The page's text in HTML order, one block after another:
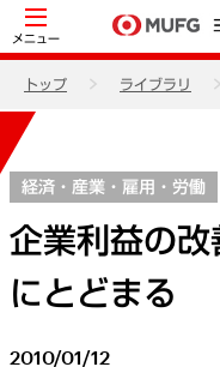
メニュー
トップ ライブラリ
経済・産業・雇用・労働
企業利益の
にとどまる
2010/01/12